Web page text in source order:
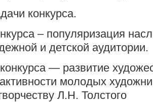
конкурса.
– популяризация
и детской аудитории.
— развитие
молодых
Л.Н. Толстого